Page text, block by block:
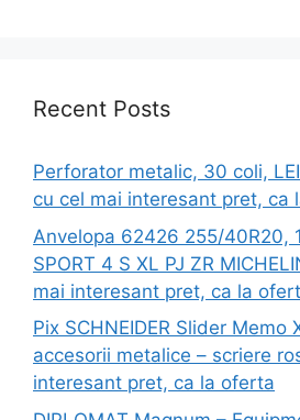
Recent Posts
Perforator metalic, 30 coli,
cu cel mai interesant pret, ca
Anvelopa 62426 255/40R20,
SPORT 4 S XL PJ ZR
mai interesant pret, ca la
Pix SCHNEIDER Slider Memo
accesorii metalice – scriere
interesant pret, ca la oferta